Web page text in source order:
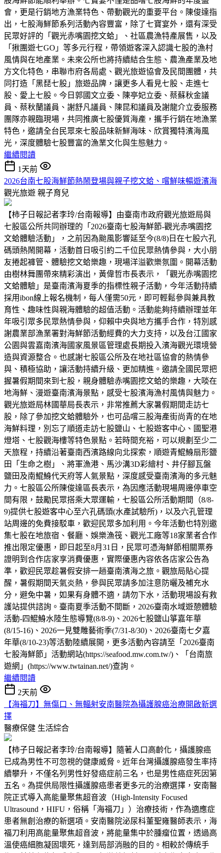
會，更是行銷地方漁業特色、帶動觀光的重要平台。陳俊達指
出，七股海鮮節系列活動內容豐富，除了七寶宴外，還有深受
民眾好評的「觀光赤嘴園挖文蛤」、社區農漁特產展售，以及
「揪團遊七GO」等多元行程，帶領遊客深入認識七股的漁村
風情與在地產業。未來公所也將持續結合生態、農漁產業及地
方文化特色，串聯市府各局處、觀光旅遊協會及民間團體，共
同打造「黑琵七股」旅遊品牌，讓更多人看見七股、走進七
股、愛上七股。今日郭國文立委、陳亭妃立委、蔡蘇秋金議
員、蔡秋蘭議員、謝舒凡議員、陳昆和議員及謝龍介立委服務
團隊亦親臨現場，共同推廣七股優質海產，攜手行銷在地漁業
特色，邀請全台民眾來七股品味新鮮海味、欣賞獨特濱海風
光，深度體驗七股豐富的漁業文化與生態魅力。
繼續閱讀
1天前
2026台南七股海鮮節熱鬧登場與親子挖文蛤、嚐鮮味暢遊濱海
觀光旅遊 親子育兒
【柿子日報記者李玲/台南報導】由臺南市政府觀光旅遊局與
七股區公所共同辦理的「2026臺南七股海鮮節-觀光赤嘴園挖
文蛤體驗活動」，之前因為颱風影響延至今(8/8)日在七股六孔
碼頭熱鬧開幕，活動首日吸引約二千位民眾熱情參與，大小朋
友捲起褲管、體驗挖文蛤樂趣，現場洋溢歡樂氛圍。開幕活動
由樹林舞團帶來精彩演出，黃偉哲市長表示，「觀光赤嘴園挖
文蛤體驗」是臺南濱海夏季的指標性親子活動，今年活動持續
採用ibon線上報名機制，每人僅需50元，即可輕鬆參與兼具教
育性、趣味性與親海體驗的超值活動。活動能夠持續辦理並年
年吸引眾多民眾熱情參與，仰賴中央與地方攜手合作，特別感
謝農業部漁業署對海鮮節活動經費的大力支持，以及台江國家
公園與雲嘉南濱海國家風景區管理處長期投入濱海觀光環境營
造與資源整合。也感謝七股區公所及在地社區協會的熱情參
與、積極協助，讓活動持續升級、更加精進。邀請全國民眾把
握暑假期間來到七股，親身體驗赤嘴園挖文蛤的樂趣，大啖在
地海鮮、漫遊臺南濱海景點，感受七股濱海漁村風情與魅力。
觀光旅遊局林國華局長表示，非常推薦大家暑假期間走訪七
股，除了參加挖文蛤體驗外，也可品嚐三股海產街尚青的在地
海鮮料理，別忘了順道走訪七股鹽山、七股遊客中心、國聖港
燈塔、七股觀海樓等特色景點。若時間充裕，可以規劃至少二
天旅程，持續沿著臺南西濱路線向北探索，順遊青鯤鯓扇形鹽
田「生命之樹」、將軍漁港、馬沙溝3D彩繪村、井仔腳瓦盤
鹽田及南鯤鯓代天府等人氣景點，深度感受臺南濱海的多元魅
力。七股區公所陳俊達區長表示，為因應活動現場周邊停車空
間有限，鼓勵民眾搭乘大眾運輸，七股區公所活動期間（8/8-
9)提供七股遊客中心至六孔碼頭(水產試驗所)，以及六孔管理
站周邊的免費接駁車，歡迎民眾多加利用。今年活動也特別邀
集七股在地旅宿、餐廳、娛樂漁筏、觀光工廠等18家業者合作
推出限定優惠，即日起至8月31日，民眾可憑海鮮節相關票券
證明到合作店家享消費優惠，實際優惠內容依各店家公告為
準，歡迎民眾趁暑假安排一趟臺南濱海之旅。觀旅局貼心提
醒，暑假期間天氣炎熱，參與民眾請多加注意防曬及補充水
分，避免中暑，如果有身體不適，請勿下水，活動現場設有救
護站提供諮詢。臺南夏季活動不間斷，2026臺南水域遊憩體驗
活動-四鯤鯓水陸生態導覽(8/8-9)、2026七股鹽山箏嘉年華
(8/15-16)、2026一見雙雕藝術季(7/31-8/30)、2026臺南七夕嘉
年華(8/10-23)等活動陸續展開，更多活動內容請至「2026臺南
七股海鮮節」活動網站(https://seafood.mw.com.tw/)、「台南旅
遊網」(https://www.twtainan.net/)查詢。
繼續閱讀
2天前
【海福刀】無傷口、無輻射安南醫院為攝護腺癌治療開啟新選
擇
醫療保健 生活綜合
【柿子日報記者李玲/台南報導】隨著人口高齡化，攝護腺癌
已成為男性不可忽視的健康威脅。近年台灣攝護腺癌發生率持
續攀升，不僅名列男性好發癌症前三名，也是男性癌症死因第
五名。為提供局限性攝護腺癌患者更多元的治療選擇，安南醫
院正式導入高能量聚焦超音波（High-Intensity Focused
Ultrasound，HIFU，俗稱「海福刀」）治療技術，作為適應症
患者無創治療的新選項。安南醫院泌尿科董聖雍醫師表示，海
福刀利用高能量聚焦超音波，將能量集中於腫瘤位置，透過高
溫使癌細胞凝固壞死，達到局部消融的目的。相較於傳統手